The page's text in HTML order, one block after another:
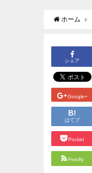
ホーム
シェア
Google+
B!
はてブ
Pocket
Feedly